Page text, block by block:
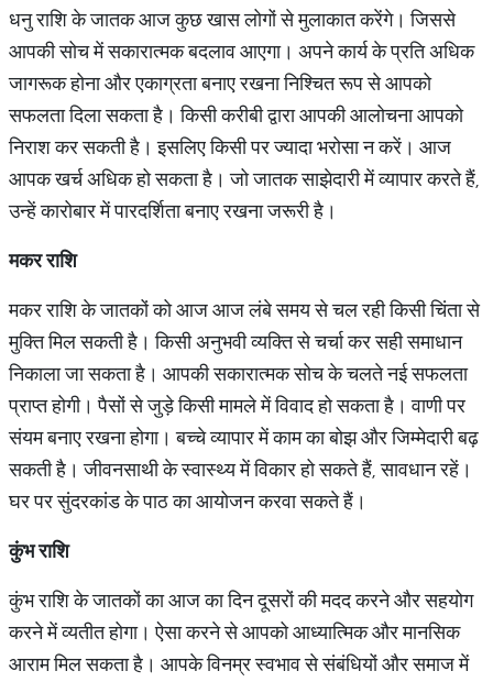
धनु राशि के जातक आज कुछ खास लोगों से मुलाकात करेंगे। जिससे
आपकी सोच में सकारात्मक बदलाव आएगा। अपने कार्य के प्रति अधिक
जागरूक होना और एकाग्रता बनाए रखना निश्चित रूप से आपको
सफलता दिला सकता है। किसी करीबी द्वारा आपकी आलोचना आपको
निराश कर सकती है। इसलिए किसी पर ज्यादा भरोसा न करें। आज
आपक खर्च अधिक हो सकता है। जो जातक साझेदारी में व्यापार करते हैं,
उन्हें कारोबार में पारदर्शिता बनाए रखना जरूरी है।
मकर राशि
मकर राशि के जातकों को आज आज लंबे समय से चल रही किसी चिंता से
मुक्ति मिल सकती है। किसी अनुभवी व्यक्ति से चर्चा कर सही समाधान
निकाला जा सकता है। आपकी सकारात्मक सोच के चलते नई सफलता
प्राप्त होगी। पैसों से जुड़े किसी मामले में विवाद हो सकता है। वाणी पर
संयम बनाए रखना होगा। बच्चे व्यापार में काम का बोझ और जिम्मेदारी बढ़
सकती है। जीवनसाथी के स्वास्थ्य में विकार हो सकते हैं, सावधान रहें।
घर पर सुंदरकांड के पाठ का आयोजन करवा सकते हैं।
कुंभ राशि
कुंभ राशि के जातकों का आज का दिन दूसरों की मदद करने और सहयोग
करने में व्यतीत होगा। ऐसा करने से आपको आध्यात्मिक और मानसिक
आराम मिल सकता है। आपके विनम्र स्वभाव से संबंधियों और समाज में